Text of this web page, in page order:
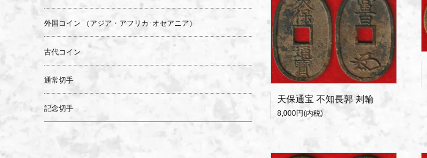
天保通宝 不知長郭 刔輪
8,000円(内税)
外国コイン （アジア・アフリカ･オセアニア）
古代コイン
通常切手
記念切手